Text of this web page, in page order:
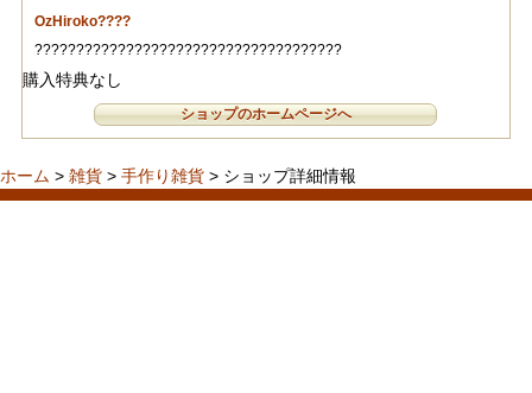
OzHiroko????
?????????????????????????????????????
購入特典なし
ショップのホームページへ
ホーム > 雑貨 > 手作り雑貨 > ショップ詳細情報